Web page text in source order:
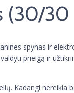
(30/
spynas ir
prieigą ir
Kadangi nereikia